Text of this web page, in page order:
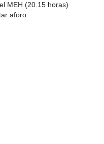
MEH (20.15 horas)
aforo